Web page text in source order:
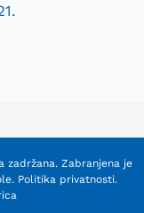
zadržana. Zabranjena je
Politika privatnosti.